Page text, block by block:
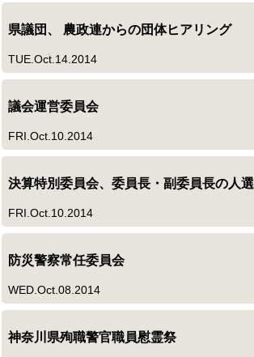
県議団、 農政連からの団体ヒアリング
TUE.Oct.14.2014
議会運営委員会
FRI.Oct.10.2014
決算特別委員会、委員長・副委員長の人選
FRI.Oct.10.2014
防災警察常任委員会
WED.Oct.08.2014
神奈川県殉職警官職員慰霊祭